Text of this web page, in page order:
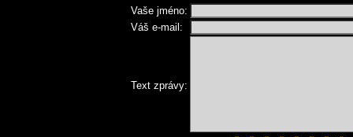
Vaše jméno:
Váš e-mail:
Text zprávy: